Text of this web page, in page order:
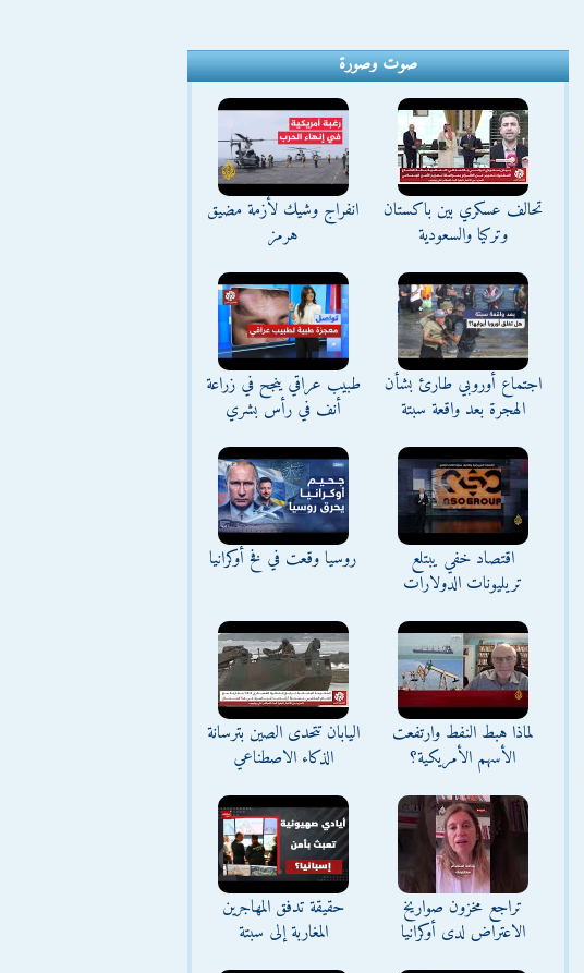
صوت وصورة
تحالف عسكري بين باكستان
وتركيا والسعودية
انفراج وشيك لأزمة مضيق
هرمز
اجتماع أوروبي طارئ بشأن
الهجرة بعد واقعة سبتة
طبيب عراقي ينجح في زراعة
أنف في رأس بشري
اقتصاد خفي يبتلع
تريليونات الدولارات
روسيا وقعت في فخ أوكرانيا
لماذا هبط النفط وارتفعت
الأسهم الأمريكية؟
اليابان تتحدى الصين بترسانة
الذكاء الاصطناعي
تراجع مخزون صواريخ
الاعتراض لدى أوكرانيا
حقيقة تدفق المهاجرين
المغاربة إلى سبتة